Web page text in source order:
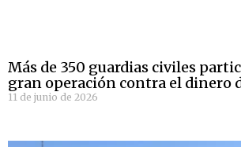
Más de 350 guardias civiles
gran operación contra el dinero
11 de junio de 2026